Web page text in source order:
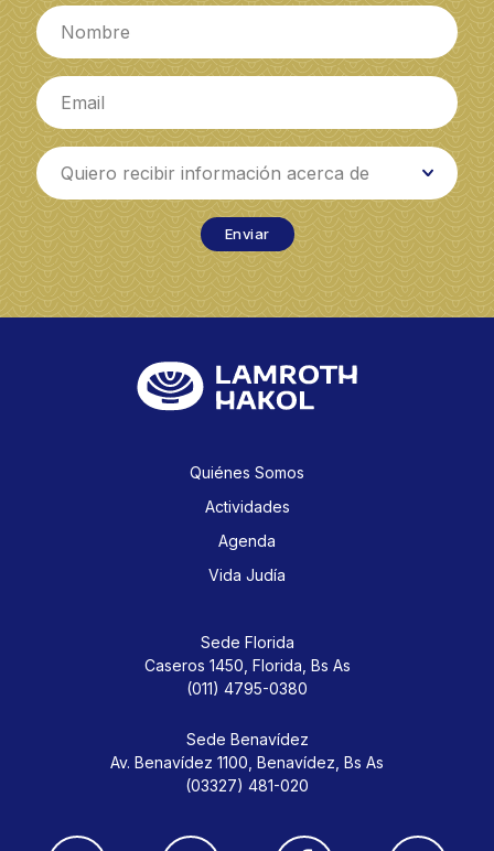
Quiero recibir información acerca de
Enviar
Quiénes Somos
Actividades
Agenda
Vida Judía
Sede Florida
Caseros 1450, Florida, Bs As
(011) 4795-0380
Sede Benavídez
Av. Benavídez 1100, Benavídez, Bs As
(03327) 481-020